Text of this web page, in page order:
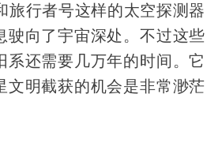
旅行者号这样的太空探测器
驶向了宇宙深处。不过这些
系还需要几万年的时间。它
文明截获的机会是非常渺茫